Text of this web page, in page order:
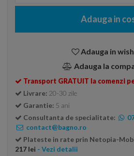
Adauga in
Adauga in
Adauga la
Transport GRATUIT la comenzi
Livrare: 20-30 zile
Garantie: 5 ani
Consultanta de specialitate:
contact@bagno.ro
Plateste in rate prin Netopia-
217 lei - Vezi detalii